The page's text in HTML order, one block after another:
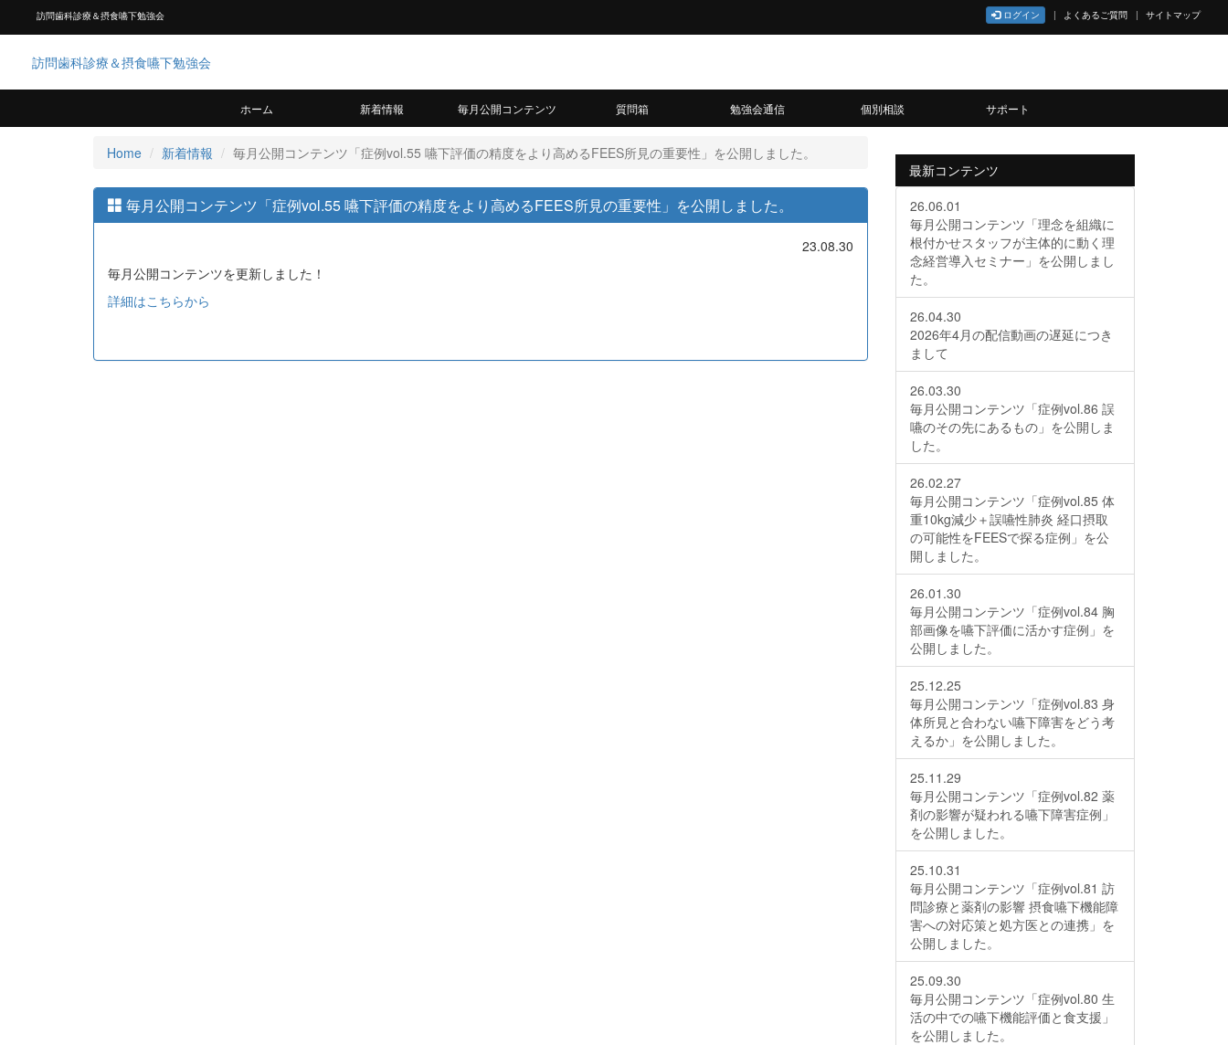
訪問歯科診療＆摂食嚥下勉強会 ログイン よくあるご質問 サイトマップ
訪問歯科診療＆摂食嚥下勉強会
ホーム 新着情報 毎月公開コンテンツ 質問箱 勉強会通信 個別相談 サポート
Home 新着情報 毎月公開コンテンツ「症例vol.55 嚥下評価の精度をより高めるFEES所見の重要性」を公開しました。
毎月公開コンテンツ「症例vol.55 嚥下評価の精度をより高めるFEES所見の重要性」を公開しました。
23.08.30
毎月公開コンテンツを更新しました！
詳細はこちらから
最新コンテンツ
26.06.01
毎月公開コンテンツ「理念を組織に
根付かせスタッフが主体的に動く理
念経営導入セミナー」を公開しまし
た。
26.04.30
2026年4月の配信動画の遅延につき
まして
26.03.30
毎月公開コンテンツ「症例vol.86 誤
嚥のその先にあるもの」を公開しま
した。
26.02.27
毎月公開コンテンツ「症例vol.85 体
重10kg減少＋誤嚥性肺炎 経口摂取
の可能性をFEESで探る症例」を公
開しました。
26.01.30
毎月公開コンテンツ「症例vol.84 胸
部画像を嚥下評価に活かす症例」を
公開しました。
25.12.25
毎月公開コンテンツ「症例vol.83 身
体所見と合わない嚥下障害をどう考
えるか」を公開しました。
25.11.29
毎月公開コンテンツ「症例vol.82 薬
剤の影響が疑われる嚥下障害症例」
を公開しました。
25.10.31
毎月公開コンテンツ「症例vol.81 訪
問診療と薬剤の影響 摂食嚥下機能障
害への対応策と処方医との連携」を
公開しました。
25.09.30
毎月公開コンテンツ「症例vol.80 生
活の中での嚥下機能評価と食支援」
を公開しました。